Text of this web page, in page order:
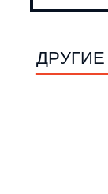
ДРУГИЕ